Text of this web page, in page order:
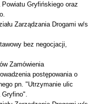
Gryfińskiego oraz
Zarządzania Drogami w/s
bez negocjacji,
Zamówienia
postępowania o
pn. "Utrzymanie ulic
Gryfino".